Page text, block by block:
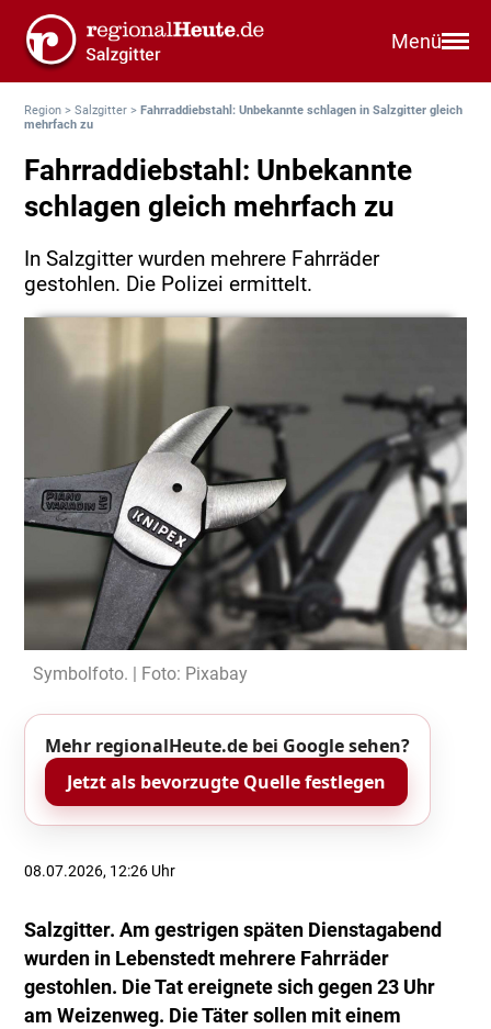
Menü
Region >Salzgitter >Fahrraddiebstahl: Unbekannte schlagen in Salzgitter gleich
mehrfach zu
Fahrraddiebstahl: Unbekannte
schlagen gleich mehrfach zu
In Salzgitter wurden mehrere Fahrräder
gestohlen. Die Polizei ermittelt.
Symbolfoto. | Foto: Pixabay
Mehr regionalHeute.de bei Google sehen?
Jetzt als bevorzugte Quelle festlegen
08.07.2026, 12:26 Uhr
Salzgitter. Am gestrigen späten Dienstagabend
wurden in Lebenstedt mehrere Fahrräder
gestohlen. Die Tat ereignete sich gegen 23 Uhr
am Weizenweg. Die Täter sollen mit einem